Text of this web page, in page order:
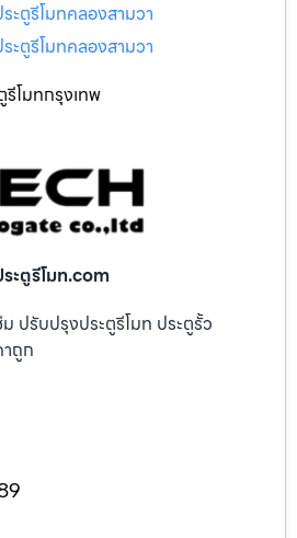
ะตูรีโมทคลองสามวา
ะตูรีโมทคลองสามวา
รีโมทกรุงเทพ
ะตูรีโมท.com
ปรับปรุงประตูรีโมท ประตูรั้ว
ถูก